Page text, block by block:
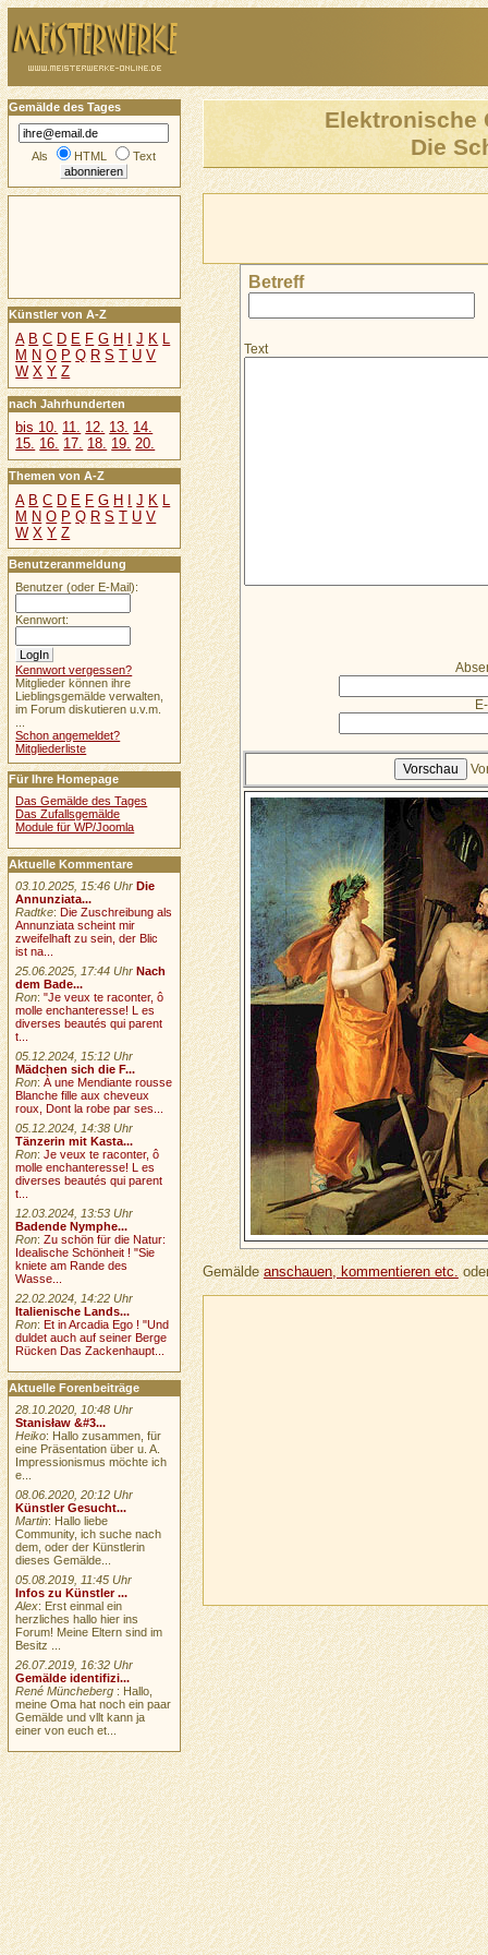
Elektronische
Die
Betreff
Text
Gemäldeanschauen, kommentieren etc.
Gemälde des Tages
Als HTML Text
Künstler von A-Z
A B C D E F G H J K L
M N O P Q R S T U V
W X Y Z
nach Jahrhunderten
bis 10. 11. 12. 13. 14.
15. 16. 17. 18. 19. 20.
Themen von A-Z
A B C D E F G H I J K L
M N O P Q R S T U V
W X Y Z
Benutzeranmeldung
Benutzer (oder E-Mail):
Kennwort:
Kennwort vergessen?
Mitglieder können ihre
Lieblingsgemälde verwalten,
im Forum diskutieren u.v.m.
Schon angemeldet?
Mitgliederliste
Für Ihre Homepage
Das Gemälde des Tages
Das Zufallsgemälde
Module für WP/Joomla
Aktuelle Kommentare
03.10.2025, 15:46 Uhr Die
Annunziata...
Radtke: Die Zuschreibung als
Annunziata scheint mir
zweifelhaft zu sein, der Blic
ist na...
25.06.2025, 17:44 Uhr Nach
dem Bade...
Ron:"Je veux te raconter, ô
molle enchanteresse! L es
diverses beautés qui parent
t...
05.12.2024, 15:12 Uhr
Mädchen sich die F...
Ron:À une Mendiante rousse
Blanche fille aux cheveux
roux, Dont la robe par ses...
05.12.2024, 14:38 Uhr
Tänzerin mit Kasta...
Ron:Je veux te raconter, ô
molle enchanteresse! L es
diverses beautés qui parent
t...
12.03.2024, 13:53 Uhr
Badende Nymphe...
Ron:Zu schön für die Natur:
Idealische Schönheit ! "Sie
kniete am Rande des
Wasse...
22.02.2024, 14:22 Uhr
Italienische Lands...
Ron:Et in Arcadia Ego ! "Und
duldet auch auf seiner Berge
Rücken Das Zackenhaupt...
Aktuelle Forenbeiträge
28.10.2020, 10:48 Uhr
Stanisław &#3...
Heiko: Hallo zusammen, für
eine Präsentation über u. A.
Impressionismus möchte ich
e...
08.06.2020, 20:12 Uhr
Künstler Gesucht...
Martin: Hallo liebe
Community, ich suche nach
dem, oder der Künstlerin
dieses Gemälde...
05.08.2019, 11:45 Uhr
Infos zu Künstler ...
Alex: Erst einmal ein
herzliches hallo hier ins
Forum! Meine Eltern sind im
Besitz ...
26.07.2019, 16:32 Uhr
Gemälde identifizi...
René Müncheberg : Hallo,
meine Oma hat noch ein paar
Gemälde und vllt kann ja
einer von euch et...